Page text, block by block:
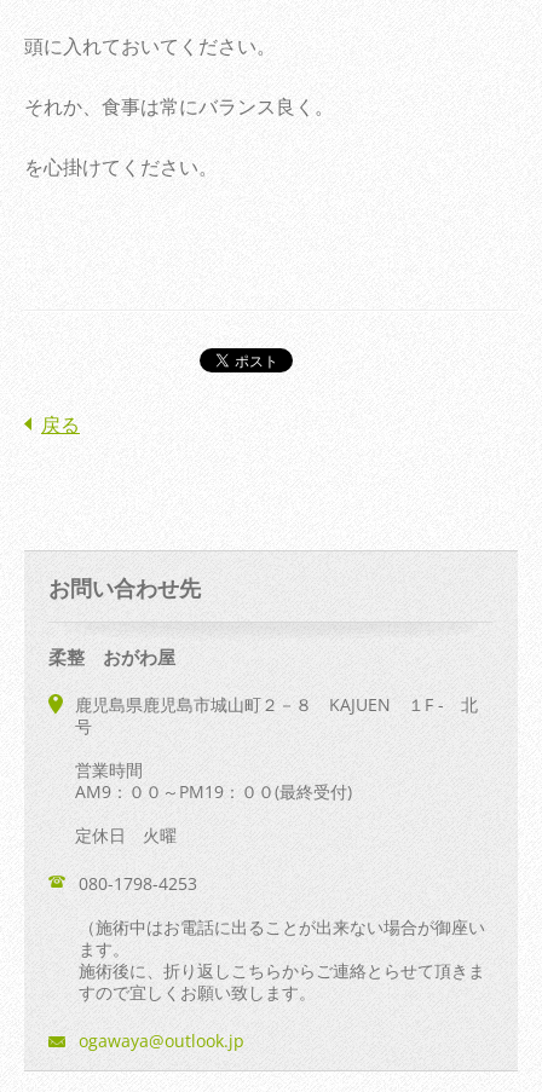
頭に入れておいてください。
それか、食事は常にバランス良く。
を心掛けてください。
戻る
お問い合わせ先
柔整 おがわ屋
鹿児島県鹿児島市城山町２－８ KAJUEN １F - 北
号
営業時間
AM9：００～PM19：００(最終受付)
定休日 火曜
080-1798-4253
（施術中はお電話に出ることが出来ない場合が御座い
ます。
施術後に、折り返しこちらからご連絡とらせて頂きま
すので宜しくお願い致します。
ogawaya@outlook.jp